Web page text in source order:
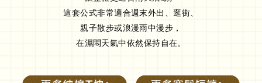
這套公式非常適合週末外出、逛街、
親子散步或浪漫雨中漫步，
在濕悶天氣中依然保持自在。